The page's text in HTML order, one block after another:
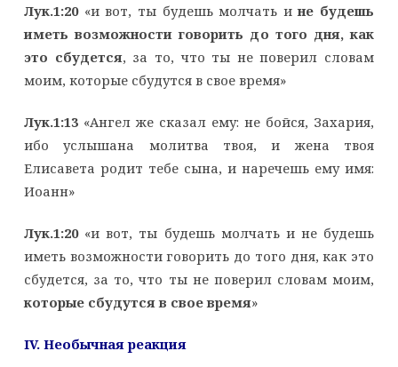
Лук.1:20«и вот, ты будешь молчать ине будешь
иметь возможности говорить до того дня, как
это сбудется, за то, что ты не поверил словам
моим, которые сбудутся в свое время»
Лук.1:13«Ангел же сказал ему: не бойся, Захария,
ибо услышана молитва твоя, и жена твоя
Елисавета родит тебе сына, и наречешь ему имя:
Иоанн»
Лук.1:20«и вот, ты будешь молчать и не будешь
иметь возможности говорить до того дня, как это
сбудется, за то, что ты не поверил словам моим,
которые сбудутся в свое время»
IV. Необычная реакция